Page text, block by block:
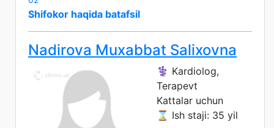
Shifokor haqida batafsil
Nadirova Muxabbat Salixovna
⚕️ Kardiolog,
Terapevt
Kattalar uchun
⌛ Ish staji: 35 yil